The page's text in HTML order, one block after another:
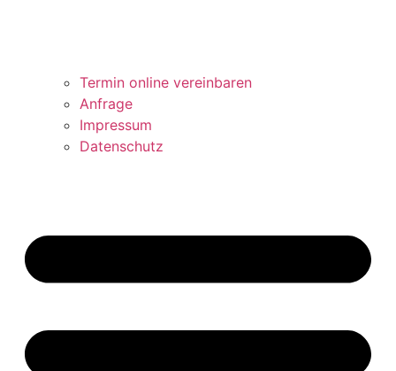
Termin online vereinbaren
Anfrage
Impressum
Datenschutz